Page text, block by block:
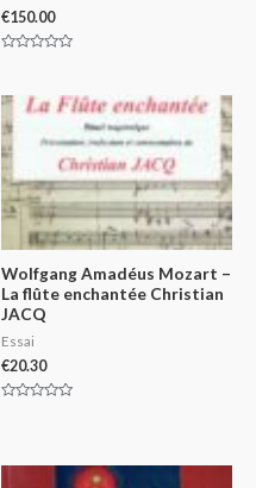
€150.00
of
Wolfgang Amadéus Mozart –
La flûte enchantée Christian
JACQ
Essai
€20.30
5